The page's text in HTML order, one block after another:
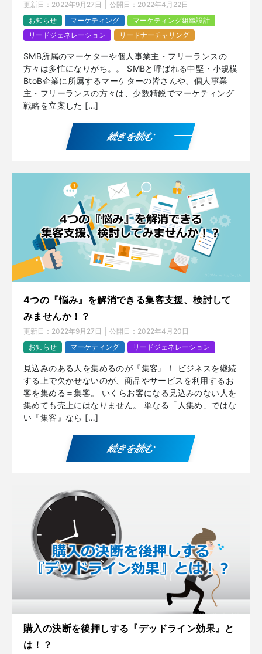
更新日： 2022年9月27日 公開日： 2022年4月22日
お知らせ
マーケティング
マーケティング組織設計
リードジェネレーション
リードナーチャリング
SMB所属のマーケターや個人事業主・フリーランスの
方々は多忙になりがち。。 SMBと呼ばれる中堅・小規模
BtoB企業に所属するマーケターの皆さんや、個人事業
主・フリーランスの方々は、少数精鋭でマーケティング
戦略を立案した […]
続きを読む
4つの『悩み』を解消できる集客支援、検討して
みませんか！？
更新日： 2022年9月27日 公開日： 2022年4月20日
お知らせ
マーケティング リードジェネレーション
見込みのある人を集めるのが『集客』！ ビジネスを継続
する上で欠かせないのが、商品やサービスを利用するお
客を集める＝集客。 いくらお客になる見込みのない人を
集めても売上にはなりません。 単なる「人集め」ではな
い『集客』なら […]
続きを読む
購入の決断を後押しする『デッドライン効果』と
は！？